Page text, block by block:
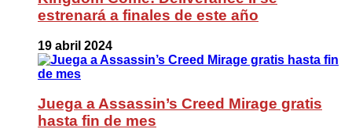
estrenará a finales de este año
19 abril 2024
Juega a Assassin’s Creed Mirage gratis
hasta fin de mes